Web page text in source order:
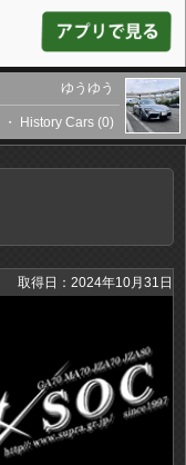
ゆうゆう
・ History Cars (0)
取得日：2024年10月31日